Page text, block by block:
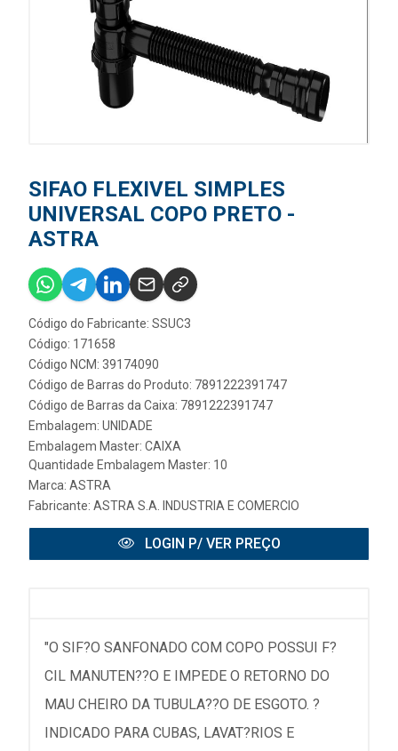
SIFAO FLEXIVEL SIMPLES
UNIVERSAL COPO PRETO -
ASTRA
Código do Fabricante: SSUC3
Código: 171658
Código NCM: 39174090
Código de Barras do Produto: 7891222391747
Código de Barras da Caixa: 7891222391747
Embalagem: UNIDADE
Embalagem Master: CAIXA
Quantidade Embalagem Master: 10
Marca: ASTRA
Fabricante: ASTRA S.A. INDUSTRIA E COMERCIO
LOGIN P/ VER PREÇO
"O SIF?O SANFONADO COM COPO POSSUI F?
CIL MANUTEN??O E IMPEDE O RETORNO DO
MAU CHEIRO DA TUBULA??O DE ESGOTO. ?
INDICADO PARA CUBAS, LAVAT?RIOS E